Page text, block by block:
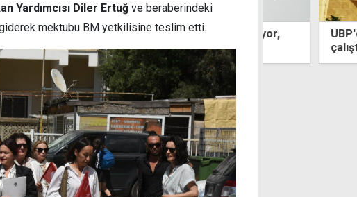
Yardımcısı Diler Ertuğ ve beraberindeki
giderek mektubu BM yetkilisine teslim etti.
"DP ve YDP hükümet içinde yok sayılıyor,
UBP en büyük dersi alacak"
UBP'den